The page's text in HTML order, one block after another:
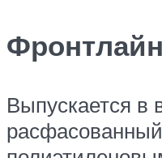
Выпускается в